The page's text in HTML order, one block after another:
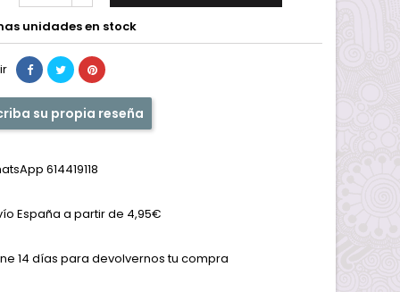
unidades en stock
su propia reseña
614419118
España a partir de 4,95€
14 días para devolvernos tu compra